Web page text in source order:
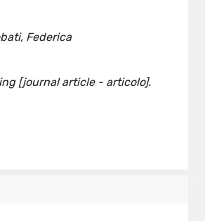
Federica
[journal article - articolo].